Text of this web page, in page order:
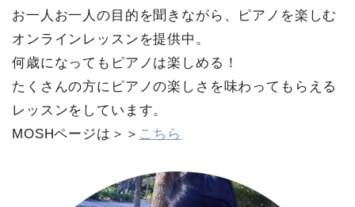
お一人お一人の目的を聞きながら、ピアノを楽しむ
オンラインレッスンを提供中。
何歳になってもピアノは楽しめる！
たくさんの方にピアノの楽しさを味わってもらえる
レッスンをしています。
MOSHページは＞＞ こちら